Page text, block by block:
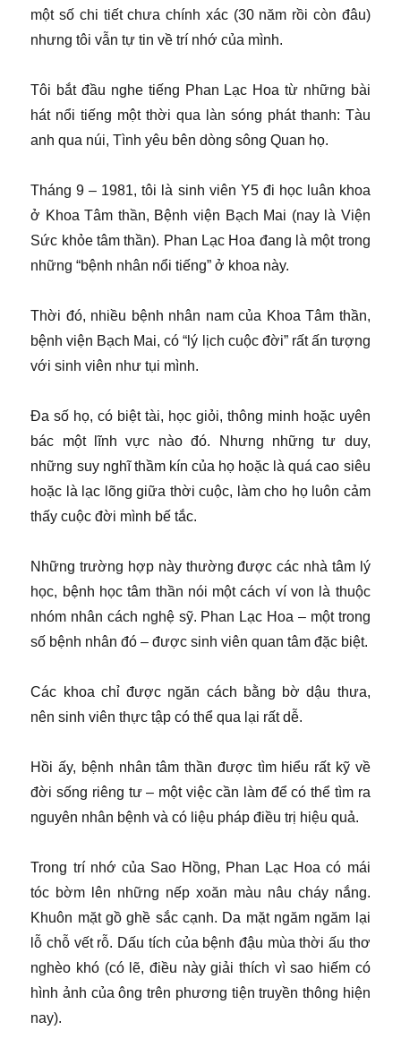
một số chi tiết chưa chính xác (30 năm rồi còn đâu)
nhưng tôi vẫn tự tin về trí nhớ của mình.
Tôi bắt đầu nghe tiếng Phan Lạc Hoa từ những bài
hát nổi tiếng một thời qua làn sóng phát thanh: Tàu
anh qua núi, Tình yêu bên dòng sông Quan họ.
Tháng 9 – 1981, tôi là sinh viên Y5 đi học luân khoa
ở Khoa Tâm thần, Bệnh viện Bạch Mai (nay là Viện
Sức khỏe tâm thần). Phan Lạc Hoa đang là một trong
những “bệnh nhân nổi tiếng” ở khoa này.
Thời đó, nhiều bệnh nhân nam của Khoa Tâm thần,
bệnh viện Bạch Mai, có “lý lịch cuộc đời” rất ấn tượng
với sinh viên như tụi mình.
Đa số họ, có biệt tài, học giỏi, thông minh hoặc uyên
bác một lĩnh vực nào đó. Nhưng những tư duy,
những suy nghĩ thầm kín của họ hoặc là quá cao siêu
hoặc là lạc lõng giữa thời cuộc, làm cho họ luôn cảm
thấy cuộc đời mình bế tắc.
Những trường hợp này thường được các nhà tâm lý
học, bệnh học tâm thần nói một cách ví von là thuộc
nhóm nhân cách nghệ sỹ. Phan Lạc Hoa – một trong
số bệnh nhân đó – được sinh viên quan tâm đặc biệt.
Các khoa chỉ được ngăn cách bằng bờ dậu thưa,
nên sinh viên thực tập có thể qua lại rất dễ.
Hồi ấy, bệnh nhân tâm thần được tìm hiểu rất kỹ về
đời sống riêng tư – một việc cần làm để có thể tìm ra
nguyên nhân bệnh và có liệu pháp điều trị hiệu quả.
Trong trí nhớ của Sao Hồng, Phan Lạc Hoa có mái
tóc bờm lên những nếp xoăn màu nâu cháy nắng.
Khuôn mặt gồ ghề sắc cạnh. Da mặt ngăm ngăm lại
lỗ chỗ vết rỗ. Dấu tích của bệnh đậu mùa thời ấu thơ
nghèo khó (có lẽ, điều này giải thích vì sao hiếm có
hình ảnh của ông trên phương tiện truyền thông hiện
nay).